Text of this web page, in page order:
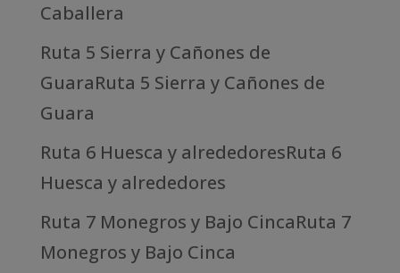
Caballera
Ruta 5 Sierra y Cañones de
GuaraRuta 5 Sierra y Cañones de
Guara
Ruta 6 Huesca y alrededoresRuta 6
Huesca y alrededores
Ruta 7 Monegros y Bajo CincaRuta 7
Monegros y Bajo Cinca